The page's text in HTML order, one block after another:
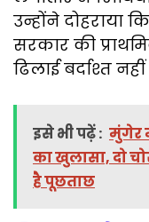
उन्होंने दोहराया
सरकार की
ढिलाई बर्दाश्त
इसे भी पढ़ें : मुंगेर
का खुलासा, दो
है पूछताछ